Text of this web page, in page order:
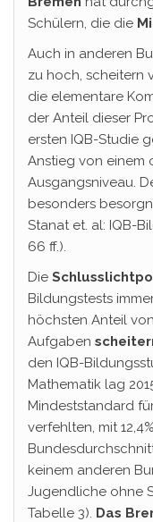
Schülern, die die
Auch in anderen
zu hoch, scheitern
die elementare
der Anteil dieser
ersten IQB-Studie
Anstieg von einem
Ausgangsniveau.
besonders
Stanat et. al: IQB-
66 ff.).
Die
Bildungstests
höchsten Anteil
Aufgaben
den IQB-
Mathematik lag
Mindeststandard
verfehlten, mit
keinem anderen
Jugendliche ohne
Tabelle 3). Das